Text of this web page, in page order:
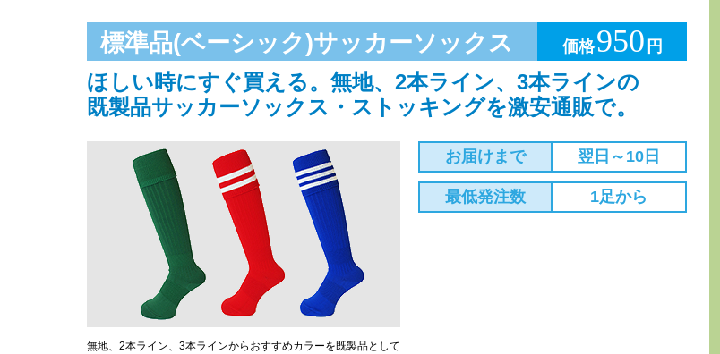
標準品(ベーシック)サッカーソックス 価格950 円
ほしい時にすぐ買える。無地、2本ライン、3本ラインの
既製品サッカーソックス・ストッキングを激安通販で。
無地、2本ライン、3本ラインからおすすめカラーを既製品として
お届けまで 翌日～10日
最低発注数 1足から